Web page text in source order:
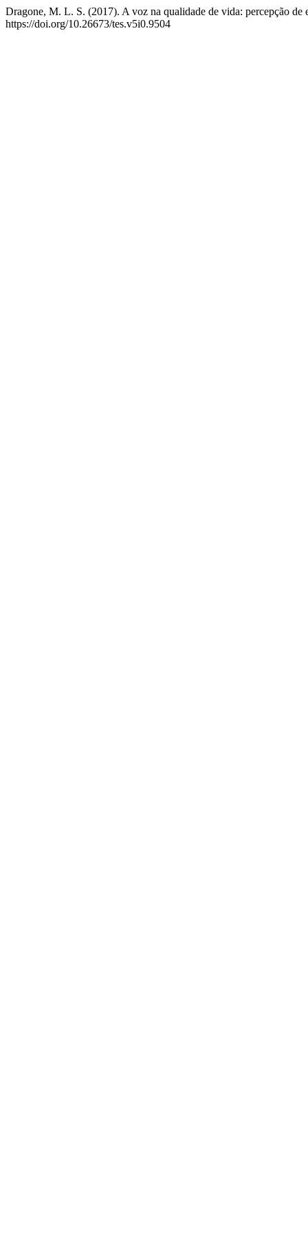
Dragone, M. L. S. (2017). A voz na qualidade de vida: percepção
https://doi.org/10.26673/tes.v5i0.9504